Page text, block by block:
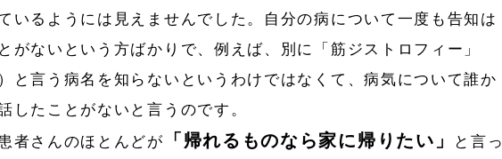
いるようには見えませんでした。自分の病について一度も告知は
がないという方ばかりで、例えば、別に「筋ジストロフィー」
）と言う病名を知らないというわけではなくて、病気について誰か
したことがないと言うのです。
者さんのほとんどが
「帰れるものなら家に帰りたい」
と言っ